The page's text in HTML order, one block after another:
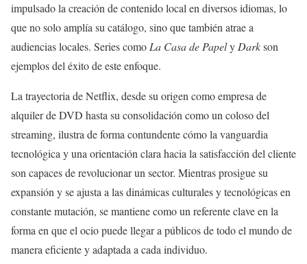
impulsado la creación de contenido local en diversos idiomas, lo
que no solo amplía su catálogo, sino que también atrae a
audiencias locales. Series comoLa Casa de PapelyDarkson
ejemplos del éxito de este enfoque.
La trayectoria de Netflix, desde su origen como empresa de
alquiler de DVD hasta su consolidación como un coloso del
streaming, ilustra de forma contundente cómo la vanguardia
tecnológica y una orientación clara hacia la satisfacción del cliente
son capaces de revolucionar un sector. Mientras prosigue su
expansión y se ajusta a las dinámicas culturales y tecnológicas en
constante mutación, se mantiene como un referente clave en la
forma en que el ocio puede llegar a públicos de todo el mundo de
manera eficiente y adaptada a cada individuo.